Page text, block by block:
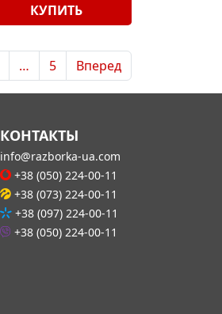
КУПИТЬ
… 5 Вперед
КОНТАКТЫ
info@razborka-ua.com
+38 (050) 224-00-11
+38 (073) 224-00-11
+38 (097) 224-00-11
+38 (050) 224-00-11